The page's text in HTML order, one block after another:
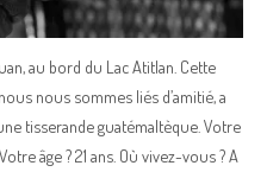
au bord du Lac Atitlan. Cette
nous sommes liés d’amitié, a
tisserande guatémaltèque. Votre
âge ? 21 ans. Où vivez-vous ? A